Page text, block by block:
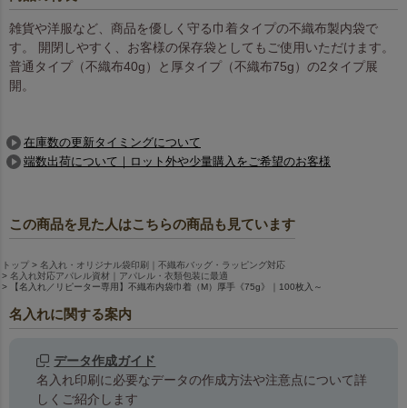
雑貨や洋服など、商品を優しく守る巾着タイプの不織布製内袋で
す。 開閉しやすく、お客様の保存袋としてもご使用いただけます。
普通タイプ（不織布40g）と厚タイプ（不織布75g）の2タイプ展
開。
在庫数の更新タイミングについて
端数出荷について｜ロット外や少量購入をご希望のお客様
この商品を見た人はこちらの商品も見ています
トップ
名入れ・オリジナル袋印刷｜不織布バッグ・ラッピング対応
名入れ対応アパレル資材｜アパレル・衣類包装に最適
【名入れ／リピーター専用】不織布内袋巾着（M）厚手《75g》｜100枚入～
名入れに関する案内
データ作成ガイド
名入れ印刷に必要なデータの作成方法や注意点について詳
しくご紹介します